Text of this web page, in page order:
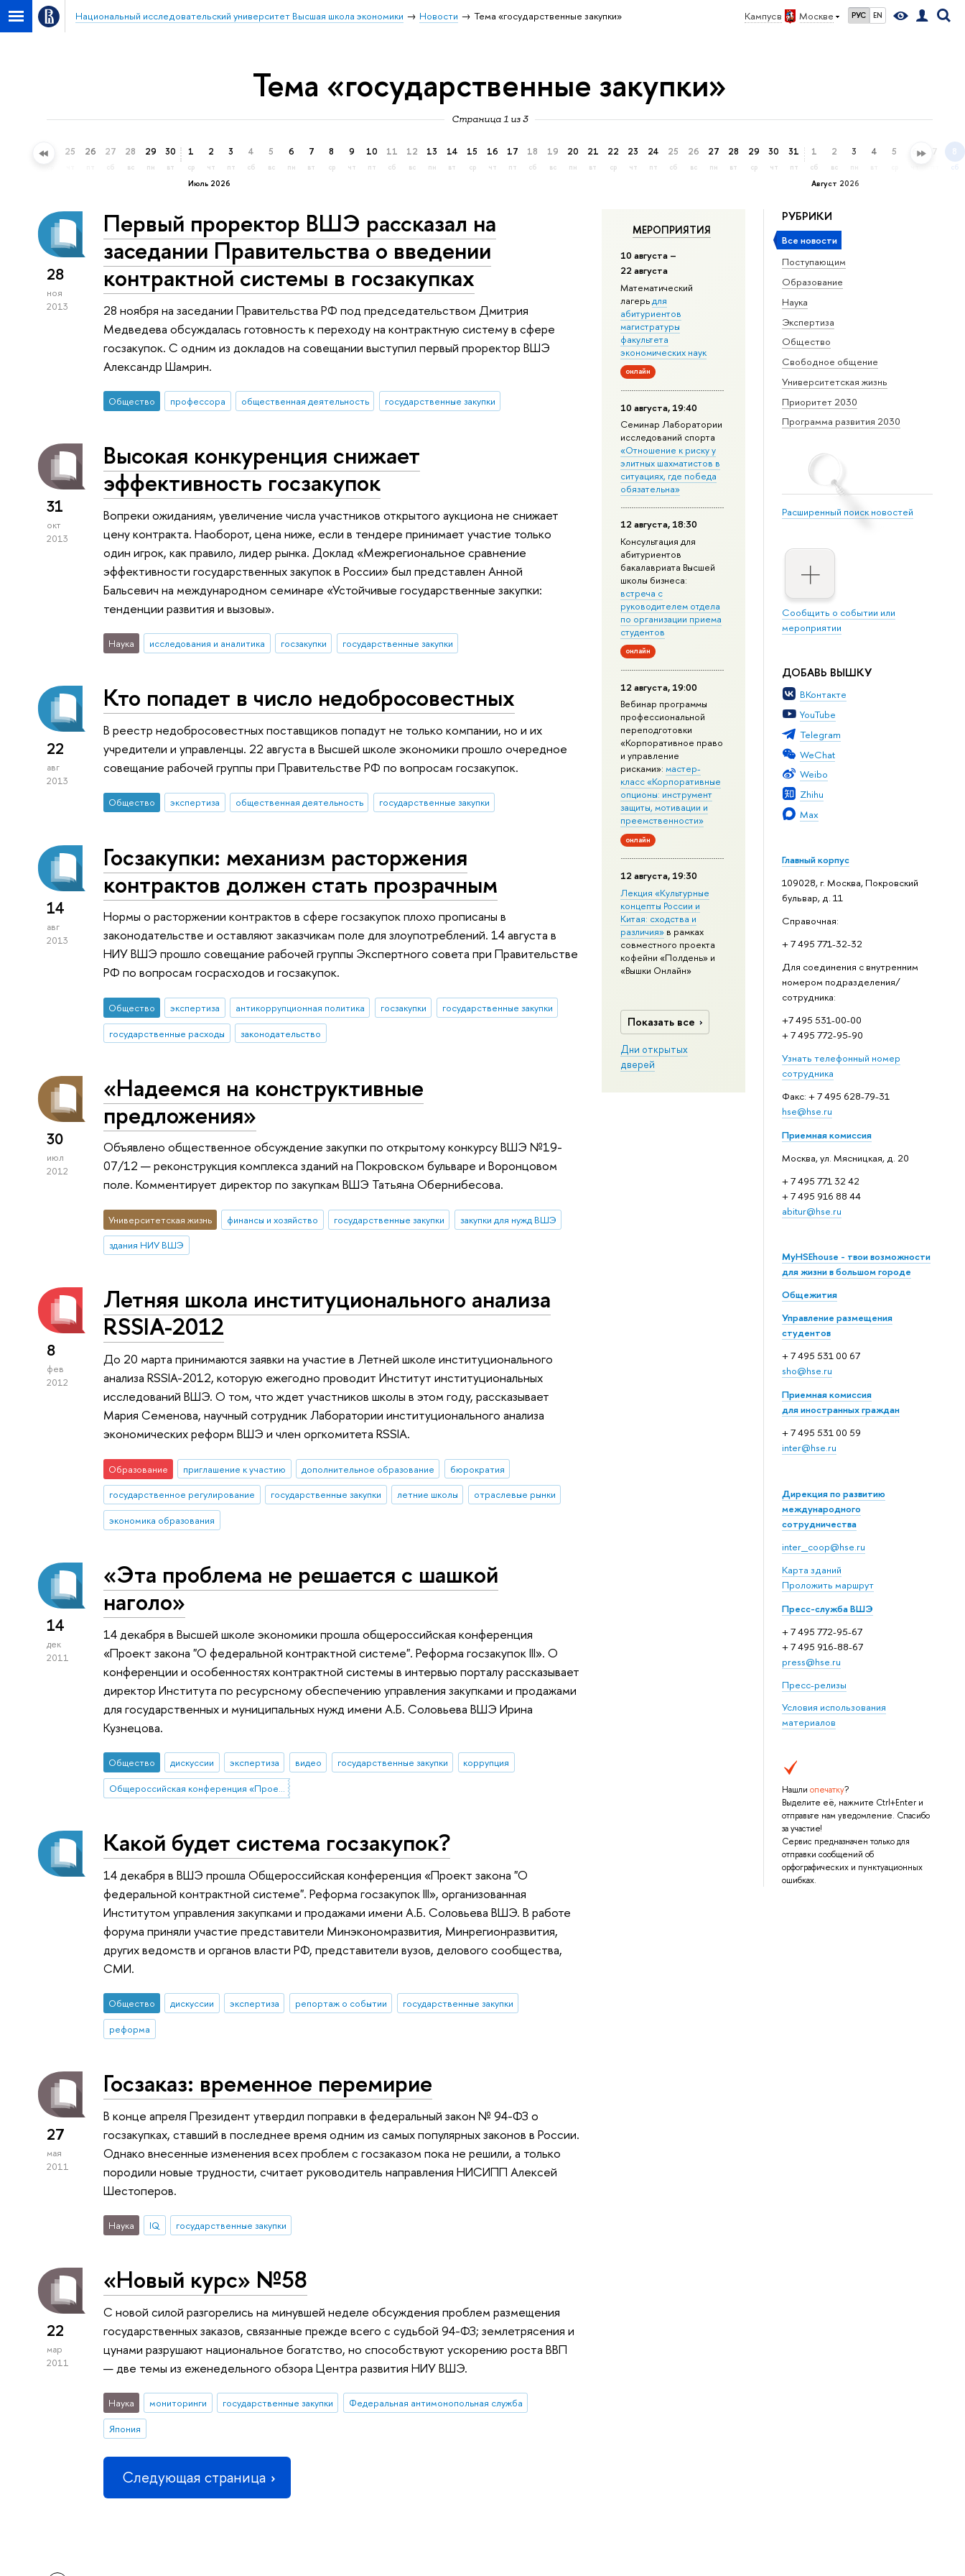
Кампус в Москве РУС EN
Национальный исследовательский университет Высшая школа экономики Новости Тема «государственные закупки»
Тема «государственные закупки»
Страница 1 из 3
24 25 26 27
сб
28
вс
29
пн
30
вт
Июль 2026
1
ср
2
чт
3
пт
4
сб
5
вс
6
пн
7
вт
8
ср
9
чт
10
пт
11
сб
12
вс
13
пн
14
вт
15
ср
16
чт
17
пт
18
сб
19
вс
20
пн
21
вт
22
ср
23
чт
24
пт
25
сб
26
вс
27
пн
28
вт
29
ср
30
чт
31
пт
Август 2026
1
сб
2
вс
3
пн
4 5 6 7 8
сб
РУБРИКИ
Все новости
Поступающим
Образование
Наука
Экспертиза
Общество
Свободное общение
Университетская жизнь
Приоритет 2030
Программа развития 2030
Расширенный поиск новостей
Сообщить о событии или
мероприятии
ДОБАВЬ ВЫШКУ
ВКонтакте
YouTube
Telegram
WeChat
Weibo
Zhihu
Max
Главный корпус
109028, г. Москва, Покровский
бульвар, д. 11
Справочная:
+ 7 495 771-32-32
Для соединения с внутренним
номером подразделения/
сотрудника:
+7 495 531-00-00
+ 7 495 772-95-90
Узнать телефонный номер
сотрудника
Факс: + 7 495 628-79-31
hse@hse.ru
Приемная комиссия
Москва, ул. Мясницкая, д. 20
+ 7 495 771 32 42
+ 7 495 916 88 44
abitur@hse.ru
MyHSEhouse - твои возможности
для жизни в большом городе
Общежития
Управление размещения
студентов
+ 7 495 531 00 67
sho@hse.ru
Приемная комиссия
для иностранных граждан
+ 7 495 531 00 59
inter@hse.ru
Дирекция по развитию
международного
сотрудничества
inter_coop@hse.ru
Карта зданий
Проложить маршрут
Пресс-служба ВШЭ
+ 7 495 772-95-67
+ 7 495 916-88-67
press@hse.ru
Пресс-релизы
Условия использования
материалов
Нашли опечатку?
Выделите её, нажмите Ctrl+Enter и
отправьте нам уведомление. Спасибо
за участие!
Сервис предназначен только для
отправки сообщений об
орфографических и пунктуационных
ошибках.
МЕРОПРИЯТИЯ
10 августа –
22 августа
Математический
лагерьдля
абитуриентов
магистратуры
факультета
экономических наук
онлайн
10 августа, 19:40
Семинар Лаборатории
исследований спорта
«Отношение к риску у
элитных шахматистов в
ситуациях, где победа
обязательна»
12 августа, 18:30
Консультация для
абитуриентов
бакалавриата Высшей
школы бизнеса:
встреча с
руководителем отдела
по организации приема
студентов
онлайн
12 августа, 19:00
Вебинар программы
профессиональной
переподготовки
«Корпоративное право
и управление
рисками»: мастер-
класс «Корпоративные
опционы: инструмент
защиты, мотивации и
преемственности»
онлайн
12 августа, 19:30
Лекция «Культурные
концепты России и
Китая: сходства и
различия»в рамках
совместного проекта
кофейни «Полдень» и
«Вышки Онлайн»
Показать все
Дни открытых
дверей
28
ноя
2013
Первый проректор ВШЭ рассказал на
заседании Правительства о введении
контрактной системы в госзакупках
28 ноября на заседании Правительства РФ под председательством Дмитрия
Медведева обсуждалась готовность к переходу на контрактную систему в сфере
госзакупок. С одним из докладов на совещании выступил первый проректор ВШЭ
Александр Шамрин.
Общество профессора общественная деятельность государственные закупки
31
окт
2013
Высокая конкуренция снижает
эффективность госзакупок
Вопреки ожиданиям, увеличение числа участников открытого аукциона не снижает
цену контракта. Наоборот, цена ниже, если в тендере принимает участие только
один игрок, как правило, лидер рынка. Доклад «Межрегиональное сравнение
эффективности государственных закупок в России» был представлен Анной
Бальсевич на международном семинаре «Устойчивые государственные закупки:
тенденции развития и вызовы».
Наука исследования и аналитика госзакупки государственные закупки
22
авг
2013
Кто попадет в число недобросовестных
В реестр недобросовестных поставщиков попадут не только компании, но и их
учредители и управленцы. 22 августа в Высшей школе экономики прошло очередное
совещание рабочей группы при Правительстве РФ по вопросам госзакупок.
Общество экспертиза общественная деятельность государственные закупки
14
авг
2013
Госзакупки: механизм расторжения
контрактов должен стать прозрачным
Нормы о расторжении контрактов в сфере госзакупок плохо прописаны в
законодательстве и оставляют заказчикам поле для злоупотреблений. 14 августа в
НИУ ВШЭ прошло совещание рабочей группы Экспертного совета при Правительстве
РФ по вопросам госрасходов и госзакупок.
Общество экспертиза антикоррупционная политика госзакупки
государственные закупки
государственные расходы
законодательство
30
июл
2012
«Надеемся на конструктивные
предложения»
Объявлено общественное обсуждение закупки по открытому конкурсу ВШЭ №19-
07/12 — реконструкция комплекса зданий на Покровском бульваре и Воронцовом
поле. Комментирует директор по закупкам ВШЭ Татьяна Обернибесова.
Университетская жизнь финансы и хозяйство государственные закупки
закупки для нужд ВШЭ
здания НИУ ВШЭ
8
фев
2012
Летняя школа институционального анализа
RSSIA-2012
До 20 марта принимаются заявки на участие в Летней школе институционального
анализа RSSIA-2012, которую ежегодно проводит Институт институциональных
исследований ВШЭ. О том, что ждет участников школы в этом году, рассказывает
Мария Семенова, научный сотрудник Лаборатории институционального анализа
экономических реформ ВШЭ и член оргкомитета RSSIA.
Образование приглашение к участию дополнительное образование
бюрократия
государственное регулирование
государственные закупки летние школы
отраслевые рынки
экономика образования
14
дек
2011
«Эта проблема не решается с шашкой
наголо»
14 декабря в Высшей школе экономики прошла общероссийская конференция
«Проект закона "О федеральной контрактной системе". Реформа гоcзакупок III». О
конференции и особенностях контрактной системы в интервью порталу рассказывает
директор Института по ресурсному обеспечению управления закупками и продажами
для государственных и муниципальных нужд имени А.Б. Соловьева ВШЭ Ирина
Кузнецова.
Общество дискуссии экспертиза видео государственные закупки
коррупция
Общероссийская конференция «Проект закона «О федеральной контрактной системе». Реформа госзакупок III»
Какой будет система госзакупок?
14 декабря в ВШЭ прошла Общероссийская конференция «Проект закона "О
федеральной контрактной системе". Реформа госзакупок III», организованная
Институтом управления закупками и продажами имени А.Б. Соловьева ВШЭ. В работе
форума приняли участие представители Минэкономразвития, Минрегионразвития,
других ведомств и органов власти РФ, представители вузов, делового сообщества,
СМИ.
Общество дискуссии экспертиза репортаж о событии
государственные закупки
реформа
27
мая
2011
Госзаказ: временное перемирие
В конце апреля Президент утвердил поправки в федеральный закон № 94-ФЗ о
госзакупках, ставший в последнее время одним из самых популярных законов в России.
Однако внесенные изменения всех проблем с госзаказом пока не решили, а только
породили новые трудности, считает руководитель направления НИСИПП Алексей
Шестоперов.
Наука IQ государственные закупки
22
мар
2011
«Новый курс» №58
С новой силой разгорелись на минувшей неделе обсуждения проблем размещения
государственных заказов, связанные прежде всего с судьбой 94-ФЗ; землетрясения и
цунами разрушают национальное богатство, но способствуют ускорению роста ВВП
— две темы из еженедельного обзора Центра развития НИУ ВШЭ.
Наука мониторинги государственные закупки
Федеральная антимонопольная служба
Япония
Следующая страница